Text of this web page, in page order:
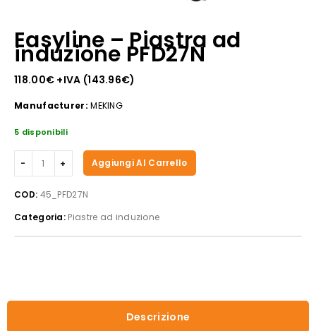
Easyline – Piastra ad
induzione PFD27N
118.00€ +IVA (143.96€)
Manufacturer: MEKING
5 disponibili
Easyline
-
Piastra
induzione
PFD27N
Aggiungi Al Carrello
COD: 45_PFD27N
Categoria: Piastre ad induzione
Descrizione